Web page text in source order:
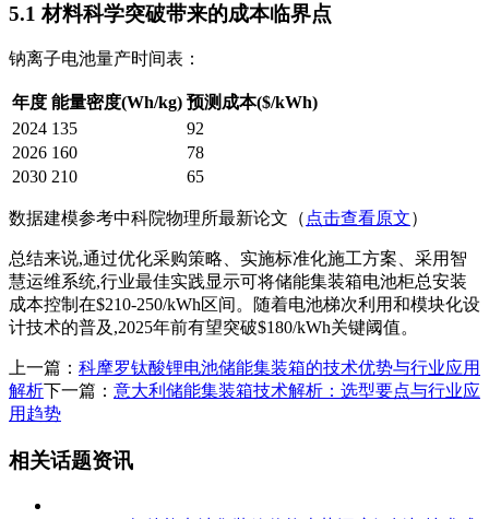
5.1 材料科学突破带来的成本临界点
钠离子电池量产时间表：
年度 能量密度(Wh/kg) 预测成本($/kWh)
2024 135
92
2026 160
78
2030 210 65
数据建模参考中科院物理所最新论文（ 点击查看原文）
总结来说,通过优化采购策略、实施标准化施工方案、采用智
慧运维系统,行业最佳实践显示可将储能集装箱电池柜总安装
成本控制在$210-250/kWh区间。随着电池梯次利用和模块化设
计技术的普及,2025年前有望突破$180/kWh关键阈值。
上一篇： 科摩罗钛酸锂电池储能集装箱的技术优势与行业应用
解析下一篇： 意大利储能集装箱技术解析：选型要点与行业应
用趋势
相关话题资讯